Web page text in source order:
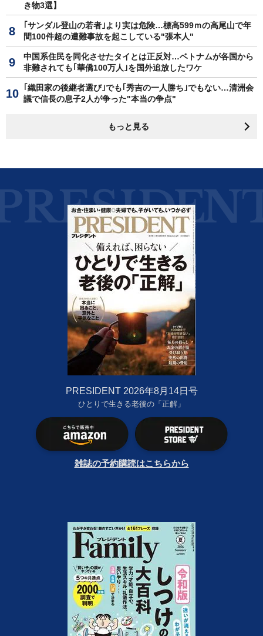
き物3選】
｢サンダル登山の若者｣より実は危険…標高599ｍの高尾山で年
間100件超の遭難事故を起こしている"張本人"
中国系住民を同化させたタイとは正反対…ベトナムが各国から
非難されても｢華僑100万人｣を国外追放したワケ
｢織田家の後継者選び｣でも｢秀吉の一人勝ち｣でもない…清洲会
議で信長の息子2人が争った"本当の争点"
もっと見る
PRESIDENT 2026年8月14日号
ひとりで生きる老後の「正解」
雑誌の予約購読はこちらから